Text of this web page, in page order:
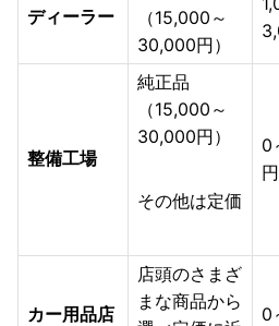
ディーラー
（15,000～
30,000円）
整備工場
純正品
（15,000～
30,000円）
その他は定価
0
円
カー用品店
店頭のさまざ
まな商品から
0